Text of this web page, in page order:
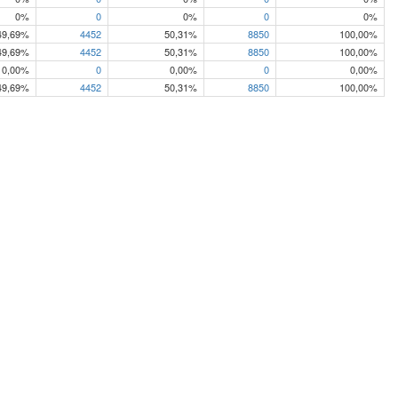
0% 0 0% 0
0%
4452 50,31% 8850
100,00%
4452 50,31% 8850
100,00%
0,00% 0 0,00% 0
0,00%
4452 50,31% 8850 100,00%